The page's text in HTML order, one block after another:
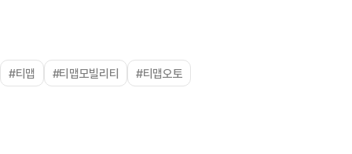
#티맵 #티맵모빌리티 #티맵오토